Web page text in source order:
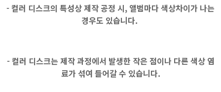
- 컬러 디스크의 특성상 제작 공정 시, 앨범마다 색상차이가 나는
경우도 있습니다.
- 컬러 디스크는 제작 과정에서 발생한 작은 점이나 다른 색상 염
료가 섞여 들어갈 수 있습니다.